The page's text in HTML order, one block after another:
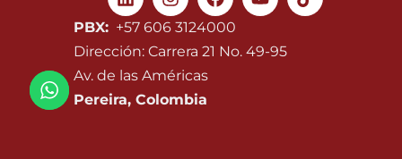
PBX: +57 606 3124000
Dirección: Carrera 21 No. 49-95
Av. de las Américas
Pereira, Colombia